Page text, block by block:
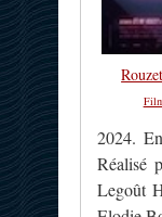
2024.
Réalisé
Legoût